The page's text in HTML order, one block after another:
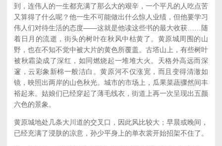
到，连伟人的一生都充满了那么大的艰辛，一个平凡的人吃点苦
又算得了什么呢？他一生不可能做出什么惊人业绩，但他要学习
伟人们对待生活的态度——这就是他读这些书的最大收获……随
着日月的流逝，街头的树叶在秋风中枯黄了。黄原城周围的山
野，也在不知不觉中被大片的黄色所覆盖。古塔山上，有些树叶
被秋霜染成了深红，如同燃烧起一堆堆大火。天格外高远而深
邃，云彩象新棉一般洁白。黄原河不仅涨宽，而且变得清澈如
镜，映照出两岸的山色秋光。城市的市场上，瓜果菜蔬骤然间丰
裕起来。姑娘们已经穿起了薄毛线衣，街道上再一次呈现出五颜
六色的景象。
黄原城地处几条大川道的交叉口，因此风比较大；早晨或晚间，
已经充满了浸肤的凉意，孙少平身上的单衣裳开始招架不住了。